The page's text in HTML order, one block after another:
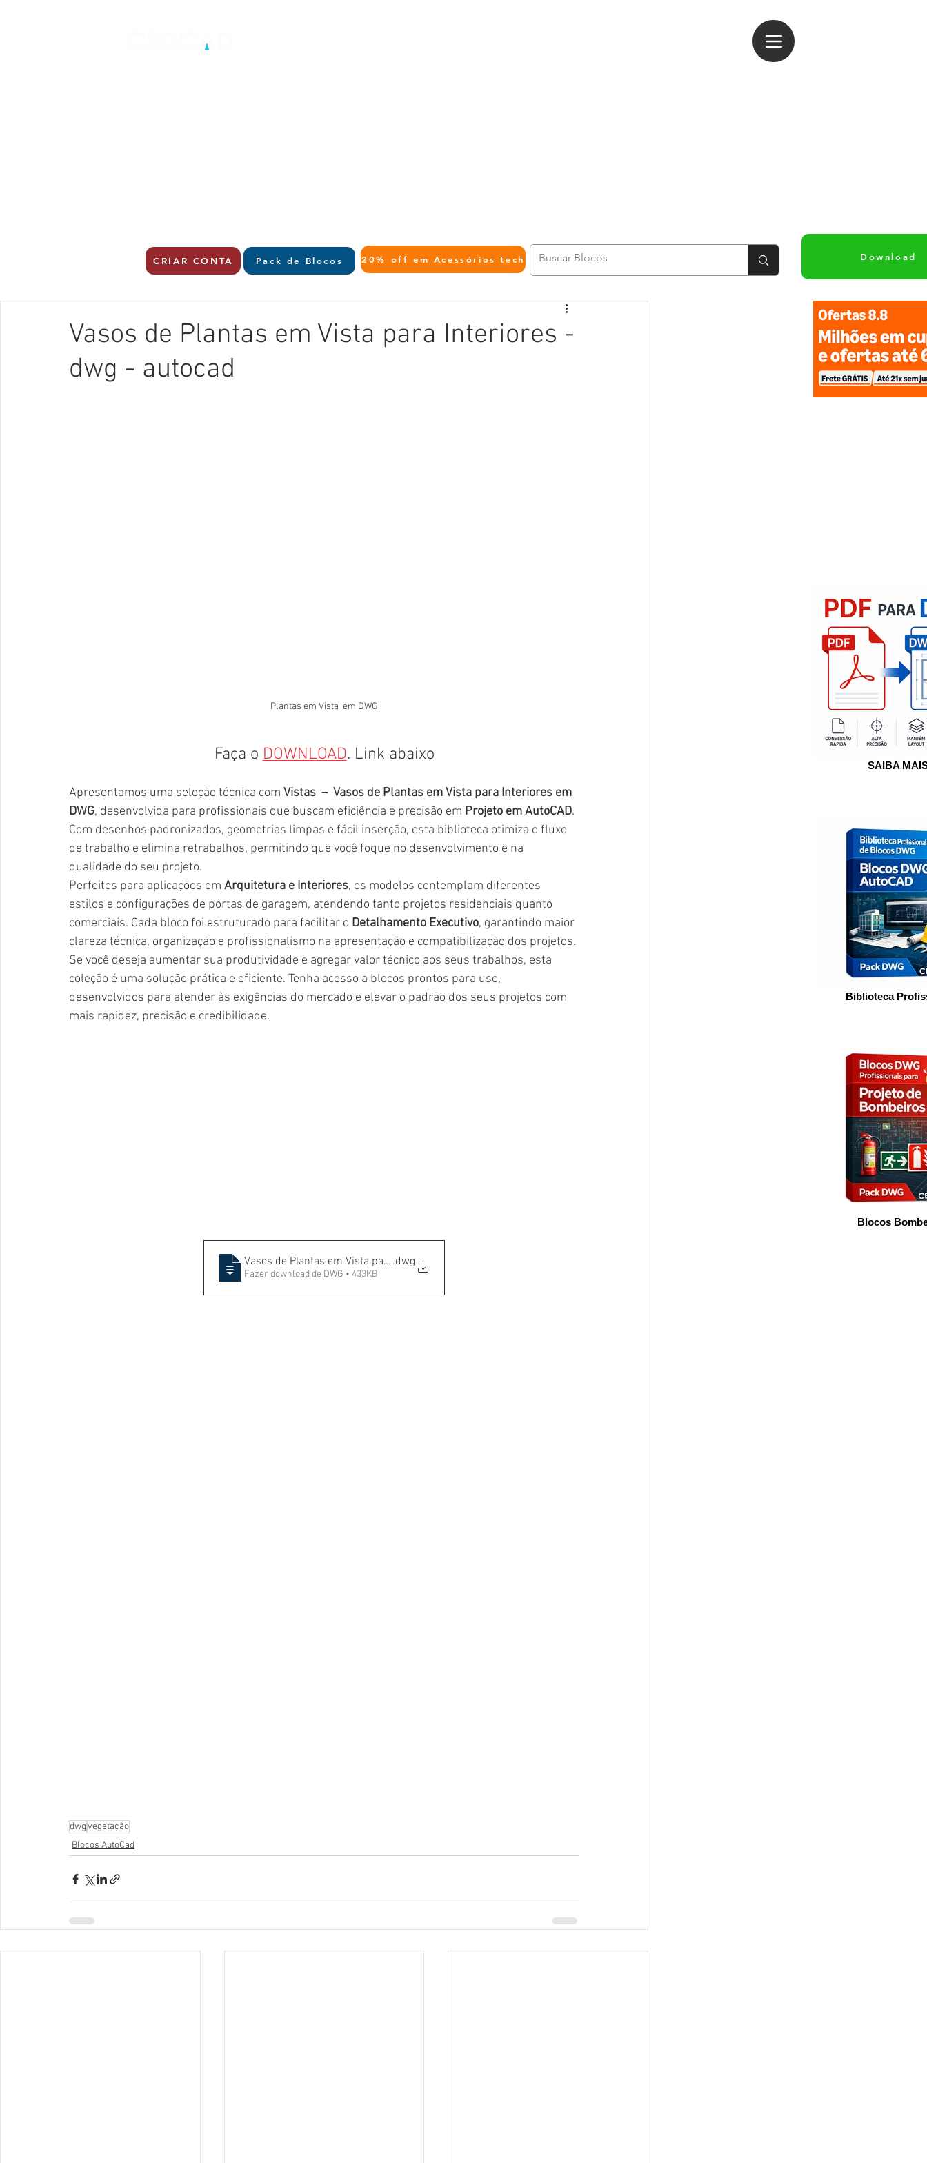
CRIAR CONTA Pack de Blocos 20% off em Acessórios tech Download
Vasos de Plantas em Vista para Interiores -
dwg - autocad
Plantas em Vista  em DWG
Faça o DOWNLOAD. Link abaixo
Apresentamos uma seleção técnica com Vistas  –  Vasos de Plantas em Vista para Interiores em
DWG, desenvolvida para profissionais que buscam eficiência e precisão em Projeto em AutoCAD.
Com desenhos padronizados, geometrias limpas e fácil inserção, esta biblioteca otimiza o fluxo
de trabalho e elimina retrabalhos, permitindo que você foque no desenvolvimento e na
qualidade do seu projeto.
Perfeitos para aplicações em Arquitetura e Interiores, os modelos contemplam diferentes
estilos e configurações de portas de garagem, atendendo tanto projetos residenciais quanto
comerciais. Cada bloco foi estruturado para facilitar o Detalhamento Executivo, garantindo maior
clareza técnica, organização e profissionalismo na apresentação e compatibilização dos projetos.
Se você deseja aumentar sua produtividade e agregar valor técnico aos seus trabalhos, esta
coleção é uma solução prática e eficiente. Tenha acesso a blocos prontos para uso,
desenvolvidos para atender às exigências do mercado e elevar o padrão dos seus projetos com
mais rapidez, precisão e credibilidade.
Vasos de Plantas em Vista para Interiores
.dwg
Fazer download de DWG • 433KB
dwgvegetação
Blocos AutoCad
SAIBA
Biblioteca
Blocos